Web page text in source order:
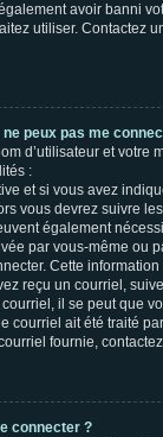
avoir banni
utiliser. Contactez
peux pas me
d’utilisateur et votre
:
et si vous avez
vous devrez suivre
également
par vous-même ou
Cette
reçu un courriel,
il se peut que
courriel ait été traité
fournie,
connecter ?